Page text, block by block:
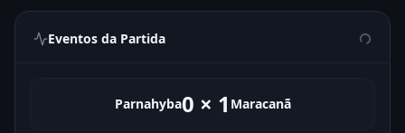
Eventos da Partida
Parnahyba0 × 1 Maracanã